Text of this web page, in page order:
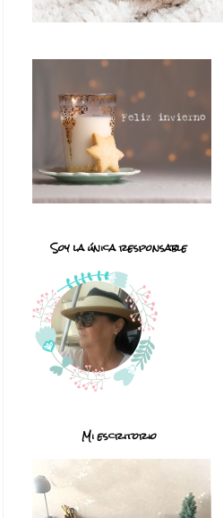
Soy la única responsable
Mi escritorio